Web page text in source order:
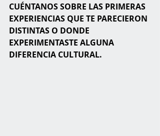
CUÉNTANOS SOBRE LAS PRIMERAS
EXPERIENCIAS QUE TE PARECIERON
DISTINTAS O DONDE
EXPERIMENTASTE ALGUNA
DIFERENCIA CULTURAL.